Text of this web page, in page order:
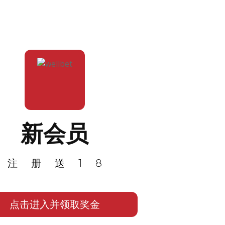
新会员
注册送18
点击进入并领取奖金